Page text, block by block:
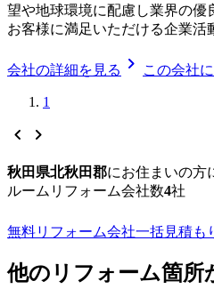
望や地球環境に配慮し業界の優
お客様に満足いただける企業活
会社の詳細を見る chevron_right この会社
1
chevron_left chevron_right
秋田県北秋田郡にお住まいの方
ルームリフォーム会社数4社
無料リフォーム会社一括見積も
他のリフォーム箇所